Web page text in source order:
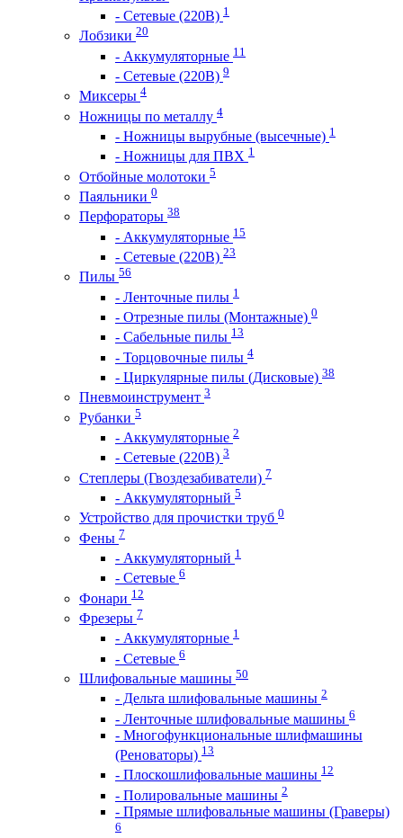
- Сетевые (220В) 1
Лобзики 20
- Аккумуляторные 11
- Сетевые (220В) 9
Миксеры 4
Ножницы по металлу 4
- Ножницы вырубные (высечные) 1
- Ножницы для ПВХ 1
Отбойные молотоки 5
Паяльники 0
Перфораторы 38
- Аккумуляторные 15
- Сетевые (220В) 23
Пилы 56
- Ленточные пилы 1
- Отрезные пилы (Монтажные) 0
- Сабельные пилы 13
- Торцовочные пилы 4
- Циркулярные пилы (Дисковые) 38
Пневмоинструмент 3
Рубанки 5
- Аккумуляторные 2
- Сетевые (220В) 3
Степлеры (Гвоздезабиватели) 7
- Аккумуляторный 5
Устройство для прочистки труб 0
Фены 7
- Аккумуляторный 1
- Сетевые 6
Фонари 12
Фрезеры 7
- Аккумуляторные 1
- Сетевые 6
Шлифовальные машины 50
- Дельта шлифовальные машины 2
- Ленточные шлифовальные машины 6
- Многофункциональные шлифмашины
(Реноваторы) 13
- Плоскошлифовальные машины 12
- Полировальные машины 2
- Прямые шлифовальные машины (Граверы)
6